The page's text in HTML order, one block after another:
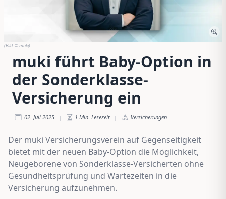
(Bild:© muki)
muki führt Baby-Option in
der Sonderklasse-
Versicherung ein
02. Juli 2025 | 1 Min. Lesezeit | Versicherungen
Der muki Versicherungsverein auf Gegenseitigkeit
bietet mit der neuen Baby-Option die Möglichkeit,
Neugeborene von Sonderklasse-Versicherten ohne
Gesundheitsprüfung und Wartezeiten in die
Versicherung aufzunehmen.